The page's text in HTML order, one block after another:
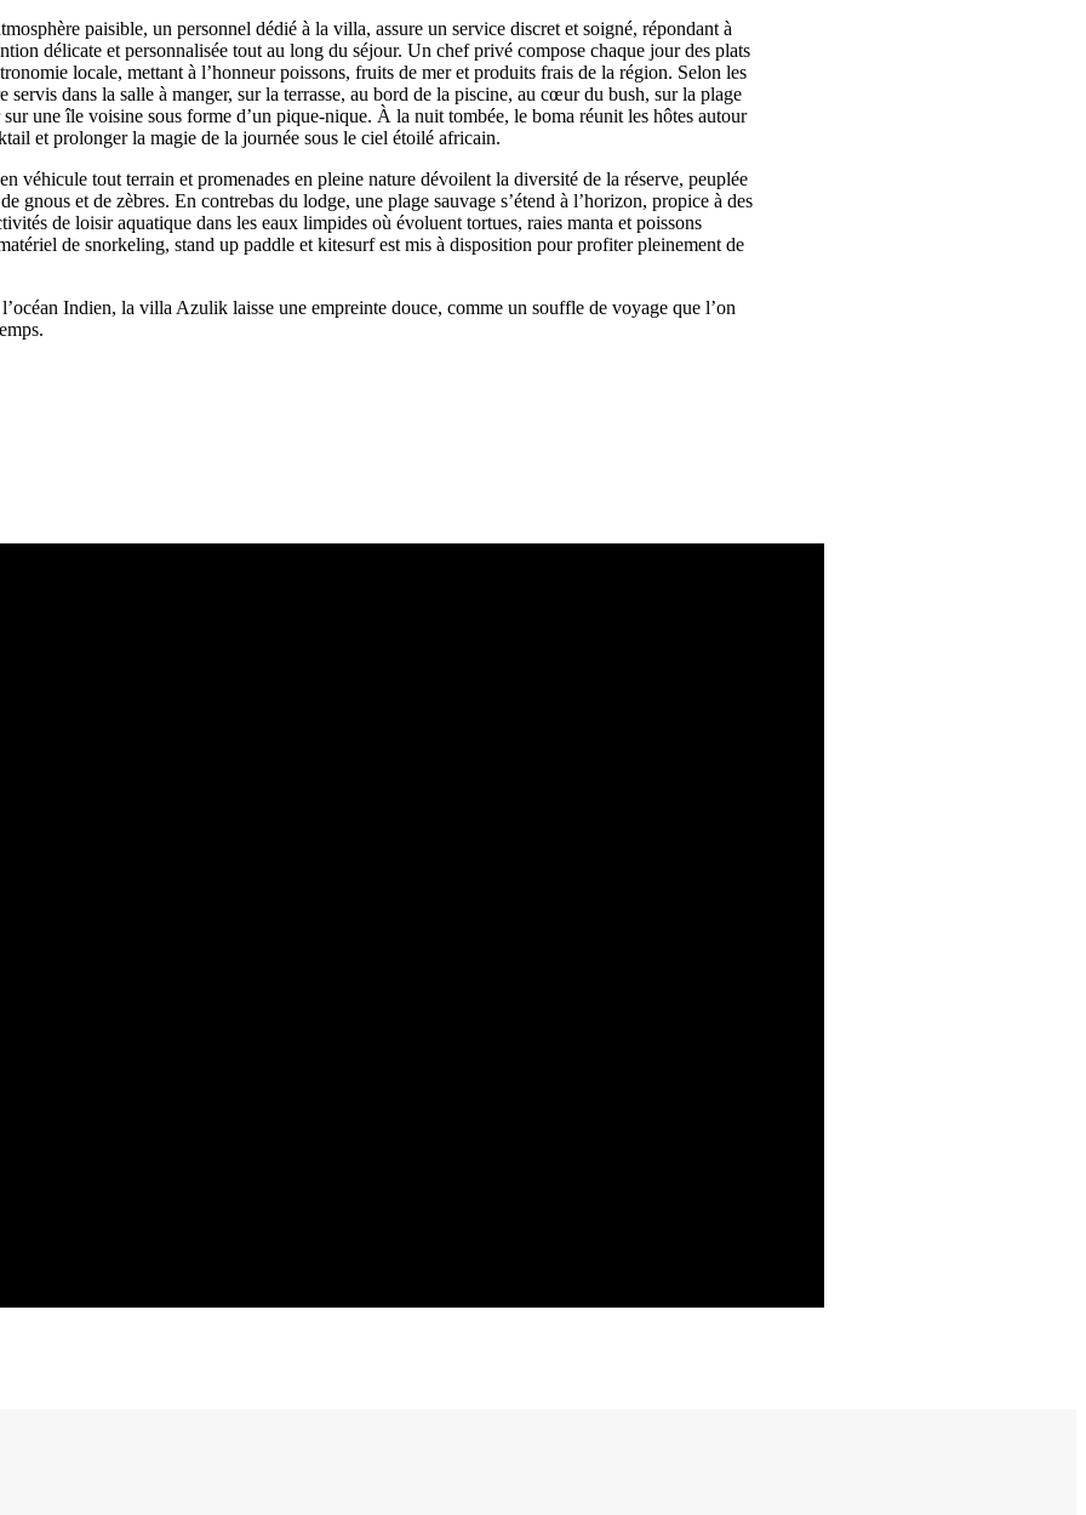
paisible, un personnel dédié à la villa, assure un service discret et soigné, répondant à
délicate et personnalisée tout au long du séjour. Un chef privé compose chaque jour des plats
locale, mettant à l’honneur poissons, fruits de mer et produits frais de la région. Selon les
servis dans la salle à manger, sur la terrasse, au bord de la piscine, au cœur du bush, sur la plage
une île voisine sous forme d’un pique-nique. À la nuit tombée, le boma réunit les hôtes autour
et prolonger la magie de la journée sous le ciel étoilé africain.
véhicule tout terrain et promenades en pleine nature dévoilent la diversité de la réserve, peuplée
gnous et de zèbres. En contrebas du lodge, une plage sauvage s’étend à l’horizon, propice à des
de loisir aquatique dans les eaux limpides où évoluent tortues, raies manta et poissons
de snorkeling, stand up paddle et kitesurf est mis à disposition pour profiter pleinement de
Indien, la villa Azulik laisse une empreinte douce, comme un souffle de voyage que l’on